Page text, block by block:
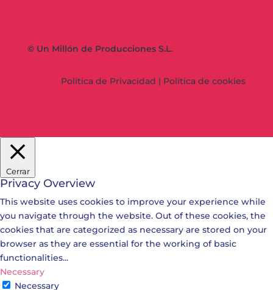
© Un Millón de Producciones S.L.
Política de Privacidad | Política de cookies
Cerrar
Privacy Overview
This website uses cookies to improve your experience while
you navigate through the website. Out of these cookies, the
cookies that are categorized as necessary are stored on your
browser as they are essential for the working of basic
functionalities...
Necessary
Necessary